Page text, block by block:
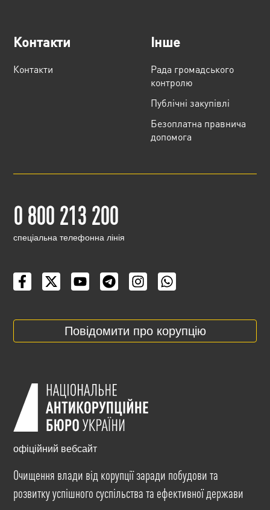
Контакти
Контакти
Інше
Рада громадського
контролю
Публічні закупівлі
Безоплатна правнича
допомога
0 800 213 200
cпеціальна телефонна лінія
Повідомити про корупцію
офіційний вебсайт
Очищення влади від корупції заради побудови та
розвитку успішного суспільства та ефективної держави